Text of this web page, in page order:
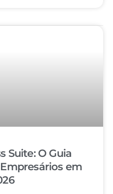
Suite: O Guia
em